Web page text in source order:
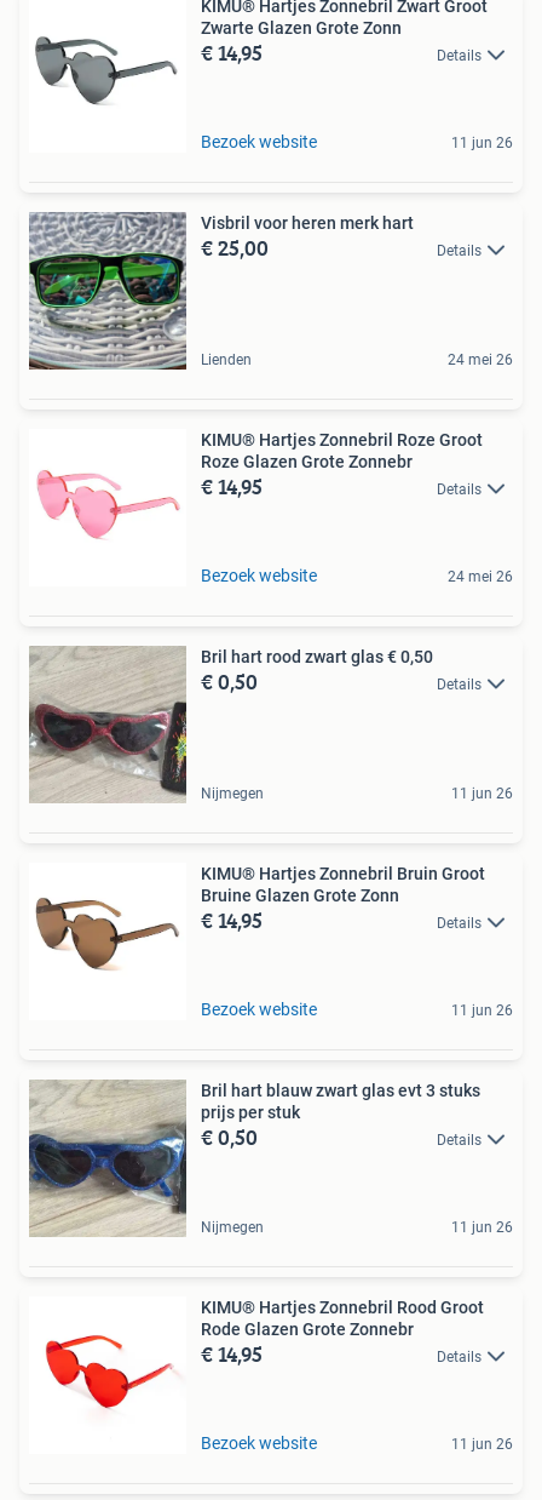
KIMU® Hartjes Zonnebril Zwart Groot
Zwarte Glazen Grote Zonn
€ 14,95 Details
Bezoek website 11 jun 26
Visbril voor heren merk hart
€ 25,00 Details
Lienden 24 mei 26
KIMU® Hartjes Zonnebril Roze Groot
Roze Glazen Grote Zonnebr
€ 14,95 Details
Bezoek website 24 mei 26
Bril hart rood zwart glas € 0,50
€ 0,50 Details
Nijmegen 11 jun 26
KIMU® Hartjes Zonnebril Bruin Groot
Bruine Glazen Grote Zonn
€ 14,95 Details
Bezoek website 11 jun 26
Bril hart blauw zwart glas evt 3 stuks
prijs per stuk
€ 0,50 Details
Nijmegen 11 jun 26
KIMU® Hartjes Zonnebril Rood Groot
Rode Glazen Grote Zonnebr
€ 14,95 Details
Bezoek website 11 jun 26